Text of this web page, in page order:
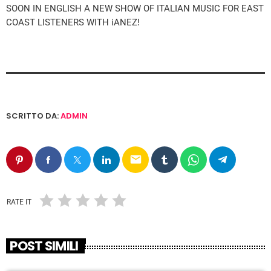
SOON IN ENGLISH A NEW SHOW OF ITALIAN MUSIC FOR EAST
COAST LISTENERS WITH iANEZ!
SCRITTO DA:ADMIN
email
RATE IT
POST SIMILI